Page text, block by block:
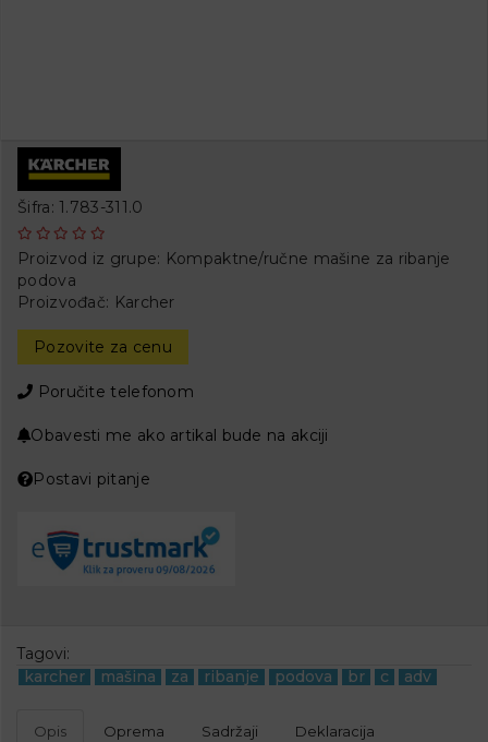
Šifra: 1.783-311.0
Proizvod iz grupe: Kompaktne/ručne mašine za ribanje
podova
Proizvođač: Karcher
Pozovite za cenu
Poručite telefonom
Obavesti me ako artikal bude na akciji
Postavi pitanje
Tagovi:
karcher
mašina za ribanje podova br c adv
Opis Oprema Sadržaji Deklaracija